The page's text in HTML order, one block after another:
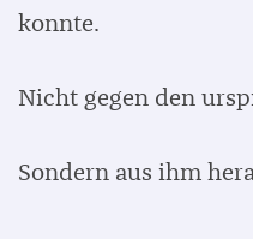
konnte.
Nicht gegen den
Sondern aus ihm